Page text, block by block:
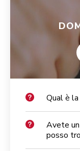
Qual è
Avete
posso